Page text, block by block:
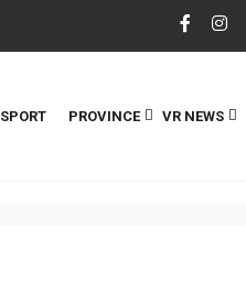
SPORT PROVINCE VR NEWS